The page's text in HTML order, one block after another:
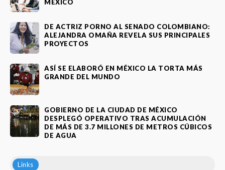
MÉXICO
DE ACTRIZ PORNO AL SENADO COLOMBIANO:
ALEJANDRA OMAÑA REVELA SUS PRINCIPALES
PROYECTOS
ASÍ SE ELABORÓ EN MÉXICO LA TORTA MÁS
GRANDE DEL MUNDO
GOBIERNO DE LA CIUDAD DE MÉXICO
DESPLEGÓ OPERATIVO TRAS ACUMULACIÓN
DE MÁS DE 3.7 MILLONES DE METROS CÚBICOS
DE AGUA
Links